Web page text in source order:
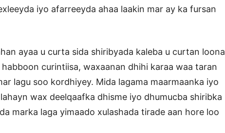
iyo afarreeyda ahaa laakin mar ay ka fursan
ayaa u curta sida shiribyada kaleba u curtan loona
curintiisa, waxaanan dhihi karaa waa taran
lagu soo kordhiyey. Mida lagama maarmaanka iyo
wax deelqaafka dhisme iyo dhumucba shiribka
marka laga yimaado xulashada tirade aan hore loo